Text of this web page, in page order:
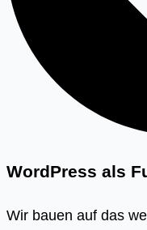
WordPress als
Wir bauen auf das